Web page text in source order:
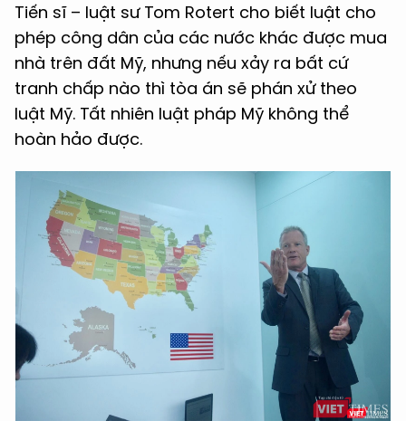
Tiến sĩ – luật sư Tom Rotert cho biết luật cho
phép công dân của các nước khác được mua
nhà trên đất Mỹ, nhưng nếu xảy ra bất cứ
tranh chấp nào thì tòa án sẽ phán xử theo
luật Mỹ. Tất nhiên luật pháp Mỹ không thể
hoàn hảo được.